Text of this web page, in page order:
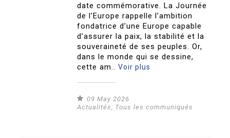
date commémorative. La Journée
de l’Europe rappelle l’ambition
fondatrice d’une Europe capable
d’assurer la paix, la stabilité et la
souveraineté de ses peuples. Or,
dans le monde qui se dessine,
cette am..Voir plus
09 May 2026
Actualités
Tous les communiqués